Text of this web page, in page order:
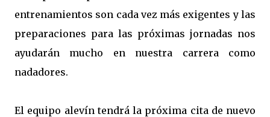
entrenamientos son cada vez más exigentes y las
preparaciones para las próximas jornadas nos
ayudarán mucho en nuestra carrera como
nadadores.
El equipo alevín tendrá la próxima cita de nuevo